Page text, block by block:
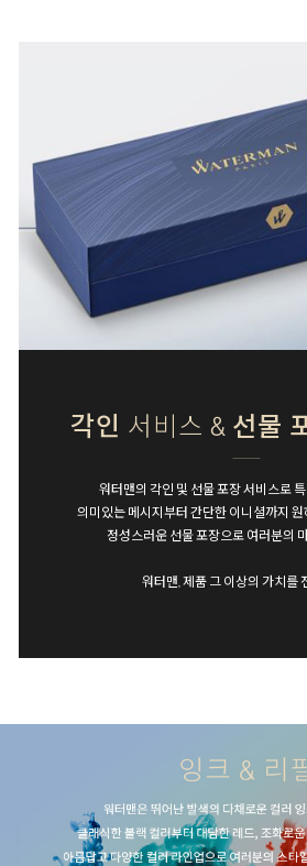
각인 서비스 & 선물
워터맨의 각인 및 선물 포장 서비스로
의미있는 메시지부터 간단한 이니셜까지
정성스러운 선물 포장으로 여러분의
워터맨, 제품 그 이상의 가치를